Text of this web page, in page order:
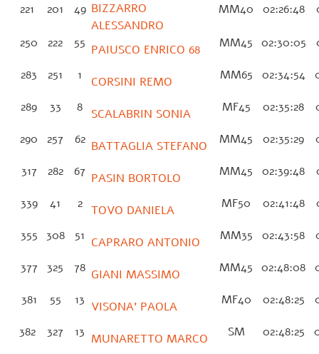
221 201 49 BIZZARRO
ALESSANDRO
MM40 02:26:48
250 222 55 PAIUSCO ENRICO 68 MM45 02:30:05
283 251 1 CORSINI REMO MM65 02:34:54
289 33 8 SCALABRIN SONIA MF45 02:35:28
290 257 62 BATTAGLIA STEFANO MM45 02:35:29
317 282 67 PASIN BORTOLO MM45 02:39:48
339 41 2 TOVO DANIELA MF50 02:41:48
355 308 51 CAPRARO ANTONIO MM35 02:43:58
377 325 78 GIANI MASSIMO MM45 02:48:08
381 55 13 VISONA’ PAOLA MF40 02:48:25
382 327 13 MUNARETTO MARCO SM 02:48:25